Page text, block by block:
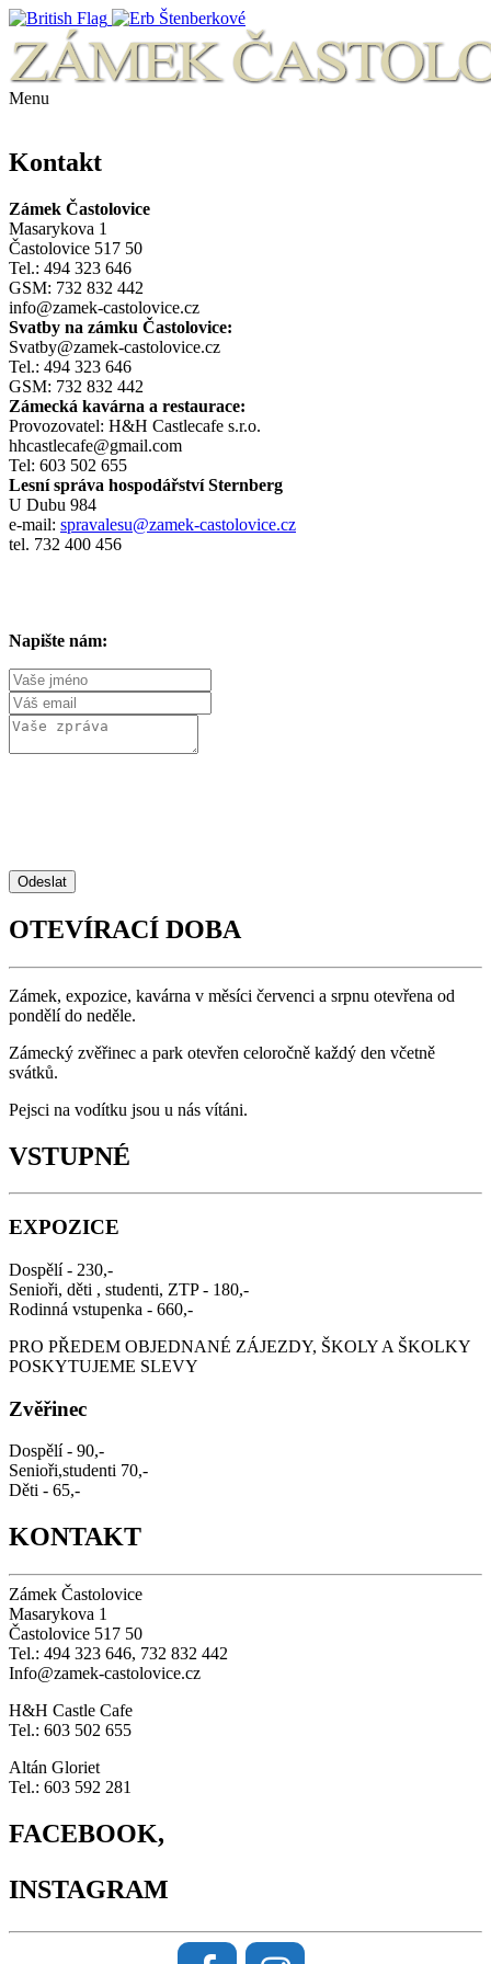
Menu
Kontakt
Zámek Častolovice
Masarykova 1
Častolovice 517 50
Tel.: 494 323 646
GSM: 732 832 442
info@zamek-castolovice.cz
Svatby na zámku Častolovice:
Svatby@zamek-castolovice.cz
Tel.: 494 323 646
GSM: 732 832 442
Zámecká kavárna a restaurace:
Provozovatel: H&H Castlecafe s.r.o.
hhcastlecafe@gmail.com
Tel: 603 502 655
Lesní správa hospodářství Sternberg
U Dubu 984
e-mail: spravalesu@zamek-castolovice.cz
tel. 732 400 456
Napište nám:
Odeslat
OTEVÍRACÍ DOBA
Zámek, expozice, kavárna v měsíci červenci a srpnu otevřena od
pondělí do neděle.
Zámecký zvěřinec a park otevřen celoročně každý den včetně
svátků.
Pejsci na vodítku jsou u nás vítáni.
VSTUPNÉ
EXPOZICE
Dospělí - 230,-
Senioři, děti , studenti, ZTP - 180,-
Rodinná vstupenka - 660,-
PRO PŘEDEM OBJEDNANÉ ZÁJEZDY, ŠKOLY A ŠKOLKY
POSKYTUJEME SLEVY
Zvěřinec
Dospělí - 90,-
Senioři,studenti 70,-
Děti - 65,-
KONTAKT
Zámek Častolovice
Masarykova 1
Častolovice 517 50
Tel.: 494 323 646, 732 832 442
Info@zamek-castolovice.cz
H&H Castle Cafe
Tel.: 603 502 655
Altán Gloriet
Tel.: 603 592 281
FACEBOOK,
INSTAGRAM